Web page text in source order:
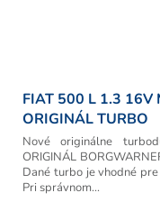
FIAT 500 L 1.3 16V
ORIGINÁL TURBO
Nové originálne
ORIGINÁL
Dané turbo je vhodné
Pri správnom...